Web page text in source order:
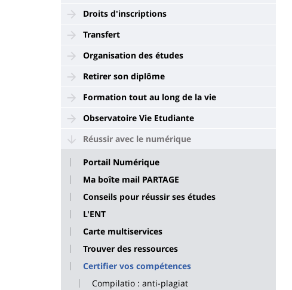
Droits d'inscriptions
Transfert
Organisation des études
Retirer son diplôme
Formation tout au long de la vie
Observatoire Vie Etudiante
Réussir avec le numérique
Portail Numérique
Ma boîte mail PARTAGE
Conseils pour réussir ses études
L'ENT
Carte multiservices
Trouver des ressources
Certifier vos compétences
Compilatio : anti-plagiat